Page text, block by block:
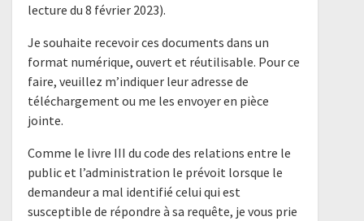
lecture du 8 février 2023).
Je souhaite recevoir ces documents dans un
format numérique, ouvert et réutilisable. Pour ce
faire, veuillez m’indiquer leur adresse de
téléchargement ou me les envoyer en pièce
jointe.
Comme le livre III du code des relations entre le
public et l’administration le prévoit lorsque le
demandeur a mal identifié celui qui est
susceptible de répondre à sa requête, je vous prie